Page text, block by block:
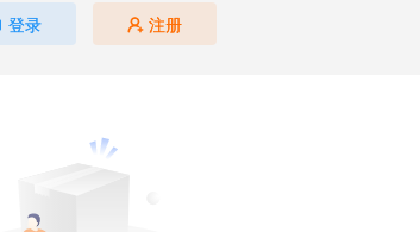
登录 注册